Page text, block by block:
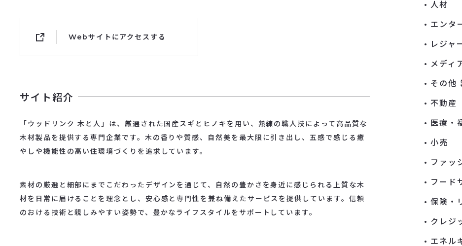
Webサイトにアクセスする
サイト紹介
「ウッドリンク 木と人」は、厳選された国産スギとヒノキを用い、熟練の職人技によって高品質な
木材製品を提供する専門企業です。木の香りや質感、自然美を最大限に引き出し、五感で感じる癒
やしや機能性の高い住環境づくりを追求しています。
素材の厳選と細部にまでこだわったデザインを通じて、自然の豊かさを身近に感じられる上質な木
材を日常に届けることを理念とし、安心感と専門性を兼ね備えたサービスを提供しています。信頼
のおける技術と親しみやすい姿勢で、豊かなライフスタイルをサポートしています。
人材
エンタ
レジャ
メディ
その他
不動産
医療・
小売
ファッ
フード
保険・
クレジ
エネル